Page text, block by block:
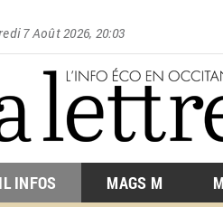
7 Août 2026, 20:03
INFOS MAGS M